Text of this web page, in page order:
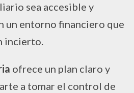
sea accesible y
un entorno financiero que
incierto.
ofrece un plan claro y
a tomar el control de